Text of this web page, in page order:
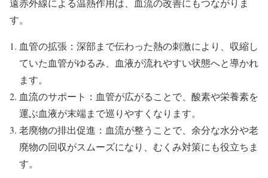
遠赤外線による温熱作用は、血流の改善にもつながりま
す。
血管の拡張：深部まで伝わった熱の刺激により、収縮し
ていた血管がゆるみ、血液が流れやすい状態へと導かれ
ます。
血流のサポート：血管が広がることで、酸素や栄養素を
運ぶ血液が末端まで巡りやすくなります。
老廃物の排出促進：血流が整うことで、余分な水分や老
廃物の回収がスムーズになり、むくみ対策にも役立ちま
す。